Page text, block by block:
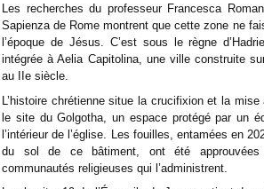
Les recherches du professeur Francesca
Sapienza de Rome montrent que cette zone ne
l’époque de Jésus. C’est sous le règne
intégrée à Aelia Capitolina, une ville construite
au IIe siècle.
L’histoire chrétienne situe la crucifixion et la
le site du Golgotha, un espace protégé par un
l’intérieur de l’église. Les fouilles, entamées en
du sol de ce bâtiment, ont été
communautés religieuses qui l’administrent.